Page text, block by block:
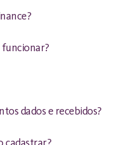
funcionar?
dados e recebidos?